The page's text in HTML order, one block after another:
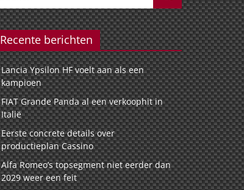
Recente berichten
Lancia Ypsilon HF voelt aan als een
kampioen
FIAT Grande Panda al een verkoophit in
Italië
Eerste concrete details over
productieplan Cassino
Alfa Romeo’s topsegment niet eerder dan
2029 weer een feit